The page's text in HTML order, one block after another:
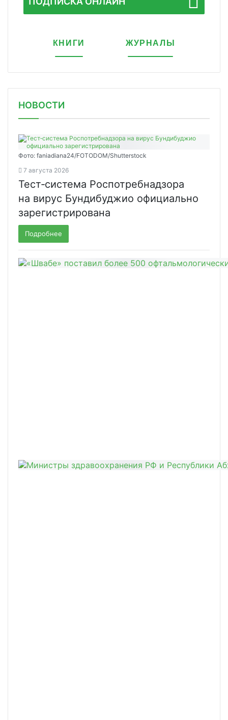
КНИГИ ЖУРНАЛЫ
НОВОСТИ
Фото: faniadiana24/FOTODOM/Shutterstock
7 августа 2026
Тест‑система Роспотребнадзора
на вирус Бундибуджио официально
зарегистрирована
Подробнее